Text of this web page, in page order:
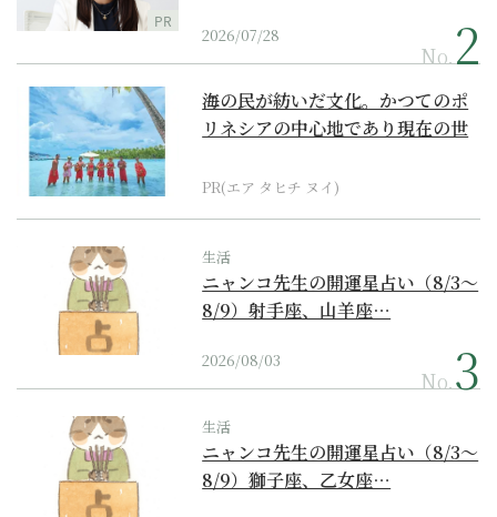
PR
2026/07/28
No.
海の民が紡いだ文化。かつてのポ
リネシアの中心地であり現在の世
PR(エア タヒチ ヌイ)
生活
ニャンコ先生の開運星占い（8/3～
8/9）射手座、山羊座…
2026/08/03
No.
生活
ニャンコ先生の開運星占い（8/3～
8/9）獅子座、乙女座…